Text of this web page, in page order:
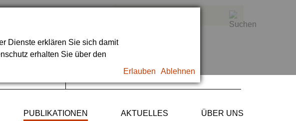
Dienste erklären Sie sich damit
erhalten Sie über den
Erlauben Ablehnen
PUBLIKATIONEN AKTUELLES ÜBER UNS